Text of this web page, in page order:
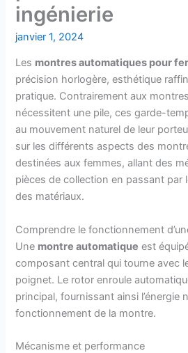
ingénierie
janvier 1, 2024
Les montres automatiques pour
précision horlogère, esthétique
pratique. Contrairement aux
nécessitent une pile, ces garde-
au mouvement naturel de leur
sur les différents aspects des
destinées aux femmes, allant des
pièces de collection en passant par
des matériaux.
Comprendre le fonctionnement
Une montre automatique est
composant central qui tourne avec
poignet. Le rotor enroule
principal, fournissant ainsi l’énergie
fonctionnement de la montre.
Mécanisme et performance